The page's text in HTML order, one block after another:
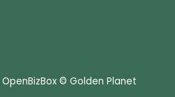
OpenBizBox© Golden Planet